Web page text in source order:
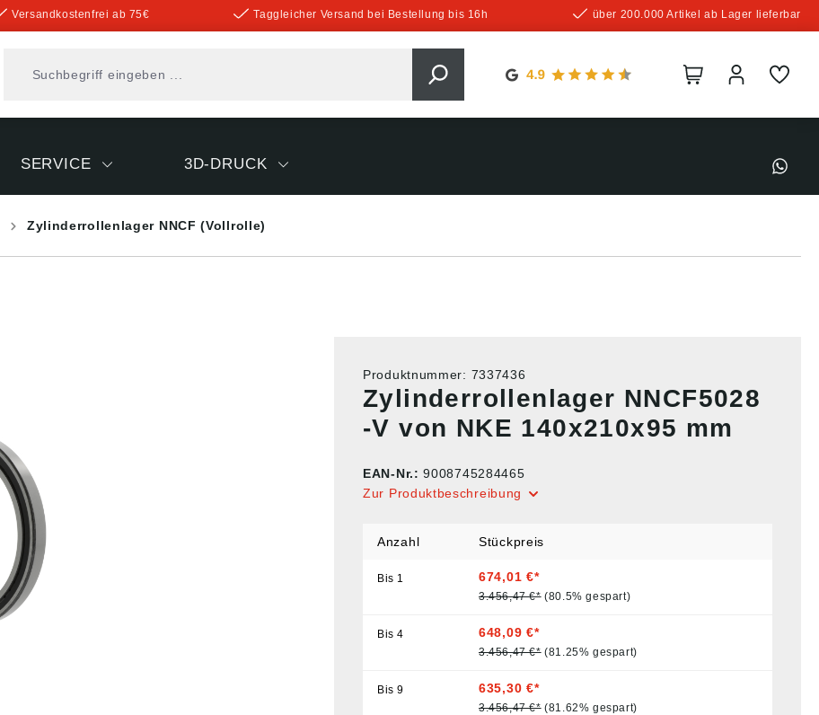
Versandkostenfrei ab 75€ Taggleicher Versand bei Bestellung bis 16h über 200.000 Artikel ab Lager lieferbar
SERVICE 3D-DRUCK
Zylinderrollenlager NNCF (Vollrolle)
Produktnummer: 7337436
Zylinderrollenlager NNCF5028
-V von NKE 140x210x95 mm
EAN-Nr.:9008745284465
Zur Produktbeschreibung
Anzahl Stückpreis
Bis 1 674,01 €*
3.456,47 €* (80.5% gespart)
Bis4 648,09 €*
3.456,47 €* (81.25% gespart)
Bis9 635,30 €*
3.456,47 €* (81.62% gespart)